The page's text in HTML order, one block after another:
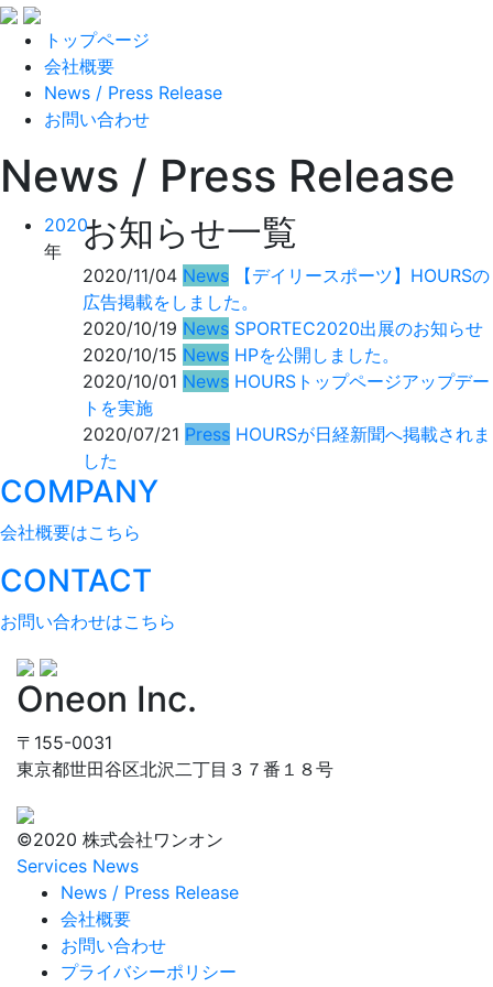
トップページ
会社概要
News / Press Release
お問い合わせ
News / Press Release
2020
年
お知らせ一覧
2020/11/04 News
【デイリースポーツ】HOURSの
広告掲載をしました。
2020/10/19 News SPORTEC2020出展のお知らせ
2020/10/15 News HPを公開しました。
2020/10/01 News HOURSトップページアップデー
トを実施
2020/07/21 Press HOURSが日経新聞へ掲載されま
した
COMPANY
会社概要はこちら
CONTACT
お問い合わせはこちら
Oneon Inc.
〒155-0031
東京都世田谷区北沢二丁目３７番１８号
©2020 株式会社ワンオン
Services News
News / Press Release
会社概要
お問い合わせ
プライバシーポリシー